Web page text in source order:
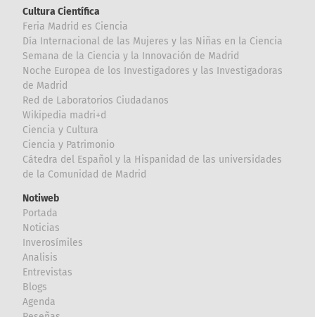
Cultura Científica
Feria Madrid es Ciencia
Día Internacional de las Mujeres y las Niñas en la Ciencia
Semana de la Ciencia y la Innovación de Madrid
Noche Europea de los Investigadores y las Investigadoras
de Madrid
Red de Laboratorios Ciudadanos
Wikipedia madri+d
Ciencia y Cultura
Ciencia y Patrimonio
Cátedra del Español y la Hispanidad de las universidades
de la Comunidad de Madrid
Notiweb
Portada
Noticias
Inverosímiles
Analisis
Entrevistas
Blogs
Agenda